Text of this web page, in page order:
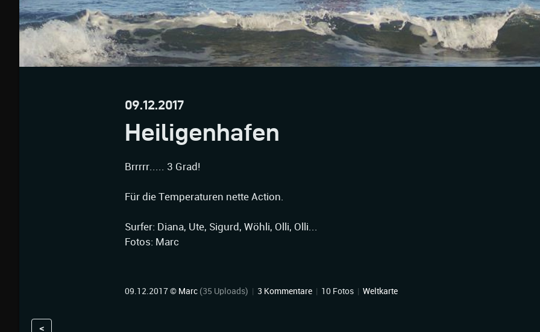
09.12.2017
Heiligenhafen
Brrrrr..... 3 Grad!
Für die Temperaturen nette Action.
Surfer: Diana, Ute, Sigurd, Wöhli, Olli, Olli...
Fotos: Marc
09.12.2017 © Marc (35 Uploads) | 3 Kommentare | 10 Fotos | Weltkarte
<